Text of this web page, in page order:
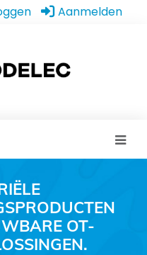
Aanmelden
OT-